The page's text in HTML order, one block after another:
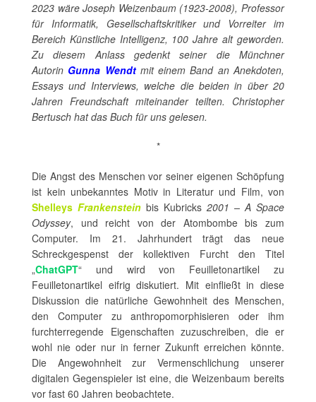
2023 wäre Joseph Weizenbaum (1923-2008), Professor
für Informatik, Gesellschaftskritiker und Vorreiter im
Bereich Künstliche Intelligenz, 100 Jahre alt geworden.
Zu diesem Anlass gedenkt seiner die Münchner
Autorin Gunna Wendtmit einem Band an Anekdoten,
Essays und Interviews, welche die beiden in über 20
Jahren Freundschaft miteinander teilten. Christopher
Bertusch hat das Buch für uns gelesen.
*
Die Angst des Menschen vor seiner eigenen Schöpfung
ist kein unbekanntes Motiv in Literatur und Film, von
Shelleys Frankenstein bis Kubricks 2001 – A Space
Odyssey, und reicht von der Atombombe bis zum
Computer. Im 21. Jahrhundert trägt das neue
Schreckgespenst der kollektiven Furcht den Titel
„ChatGPT“ und wird von Feuilletonartikel zu
Feuilletonartikel eifrig diskutiert. Mit einfließt in diese
Diskussion die natürliche Gewohnheit des Menschen,
den Computer zu anthropomorphisieren oder ihm
furchterregende Eigenschaften zuzuschreiben, die er
wohl nie oder nur in ferner Zukunft erreichen könnte.
Die Angewohnheit zur Vermenschlichung unserer
digitalen Gegenspieler ist eine, die Weizenbaum bereits
vor fast 60 Jahren beobachtete.